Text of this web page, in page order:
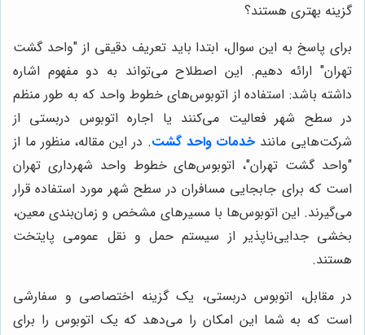
گزینه بهتری هستند؟
برای پاسخ به این سوال، ابتدا باید تعریف دقیقی از "واحد گشت
تهران" ارائه دهیم. این اصطلاح می‌تواند به دو مفهوم اشاره
داشته باشد: استفاده از اتوبوس‌های خطوط واحد که به طور منظم
در سطح شهر فعالیت می‌کنند یا اجاره اتوبوس دربستی از
شرکت‌هایی مانند خدمات واحد گشت. در این مقاله، منظور ما از
"واحد گشت تهران"، اتوبوس‌های خطوط واحد شهرداری تهران
است که برای جابجایی مسافران در سطح شهر مورد استفاده قرار
می‌گیرند. این اتوبوس‌ها با مسیرهای مشخص و زمان‌بندی معین،
بخشی جدایی‌ناپذیر از سیستم حمل و نقل عمومی پایتخت
هستند.
در مقابل، اتوبوس دربستی، یک گزینه اختصاصی و سفارشی
است که به شما این امکان را می‌دهد که یک اتوبوس را برای